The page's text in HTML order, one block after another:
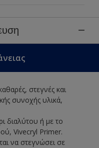
στεγνές και
συνοχής υλικά,
διαλύτου ή με το
Vivecryl Primer.
να στεγνώσει σε